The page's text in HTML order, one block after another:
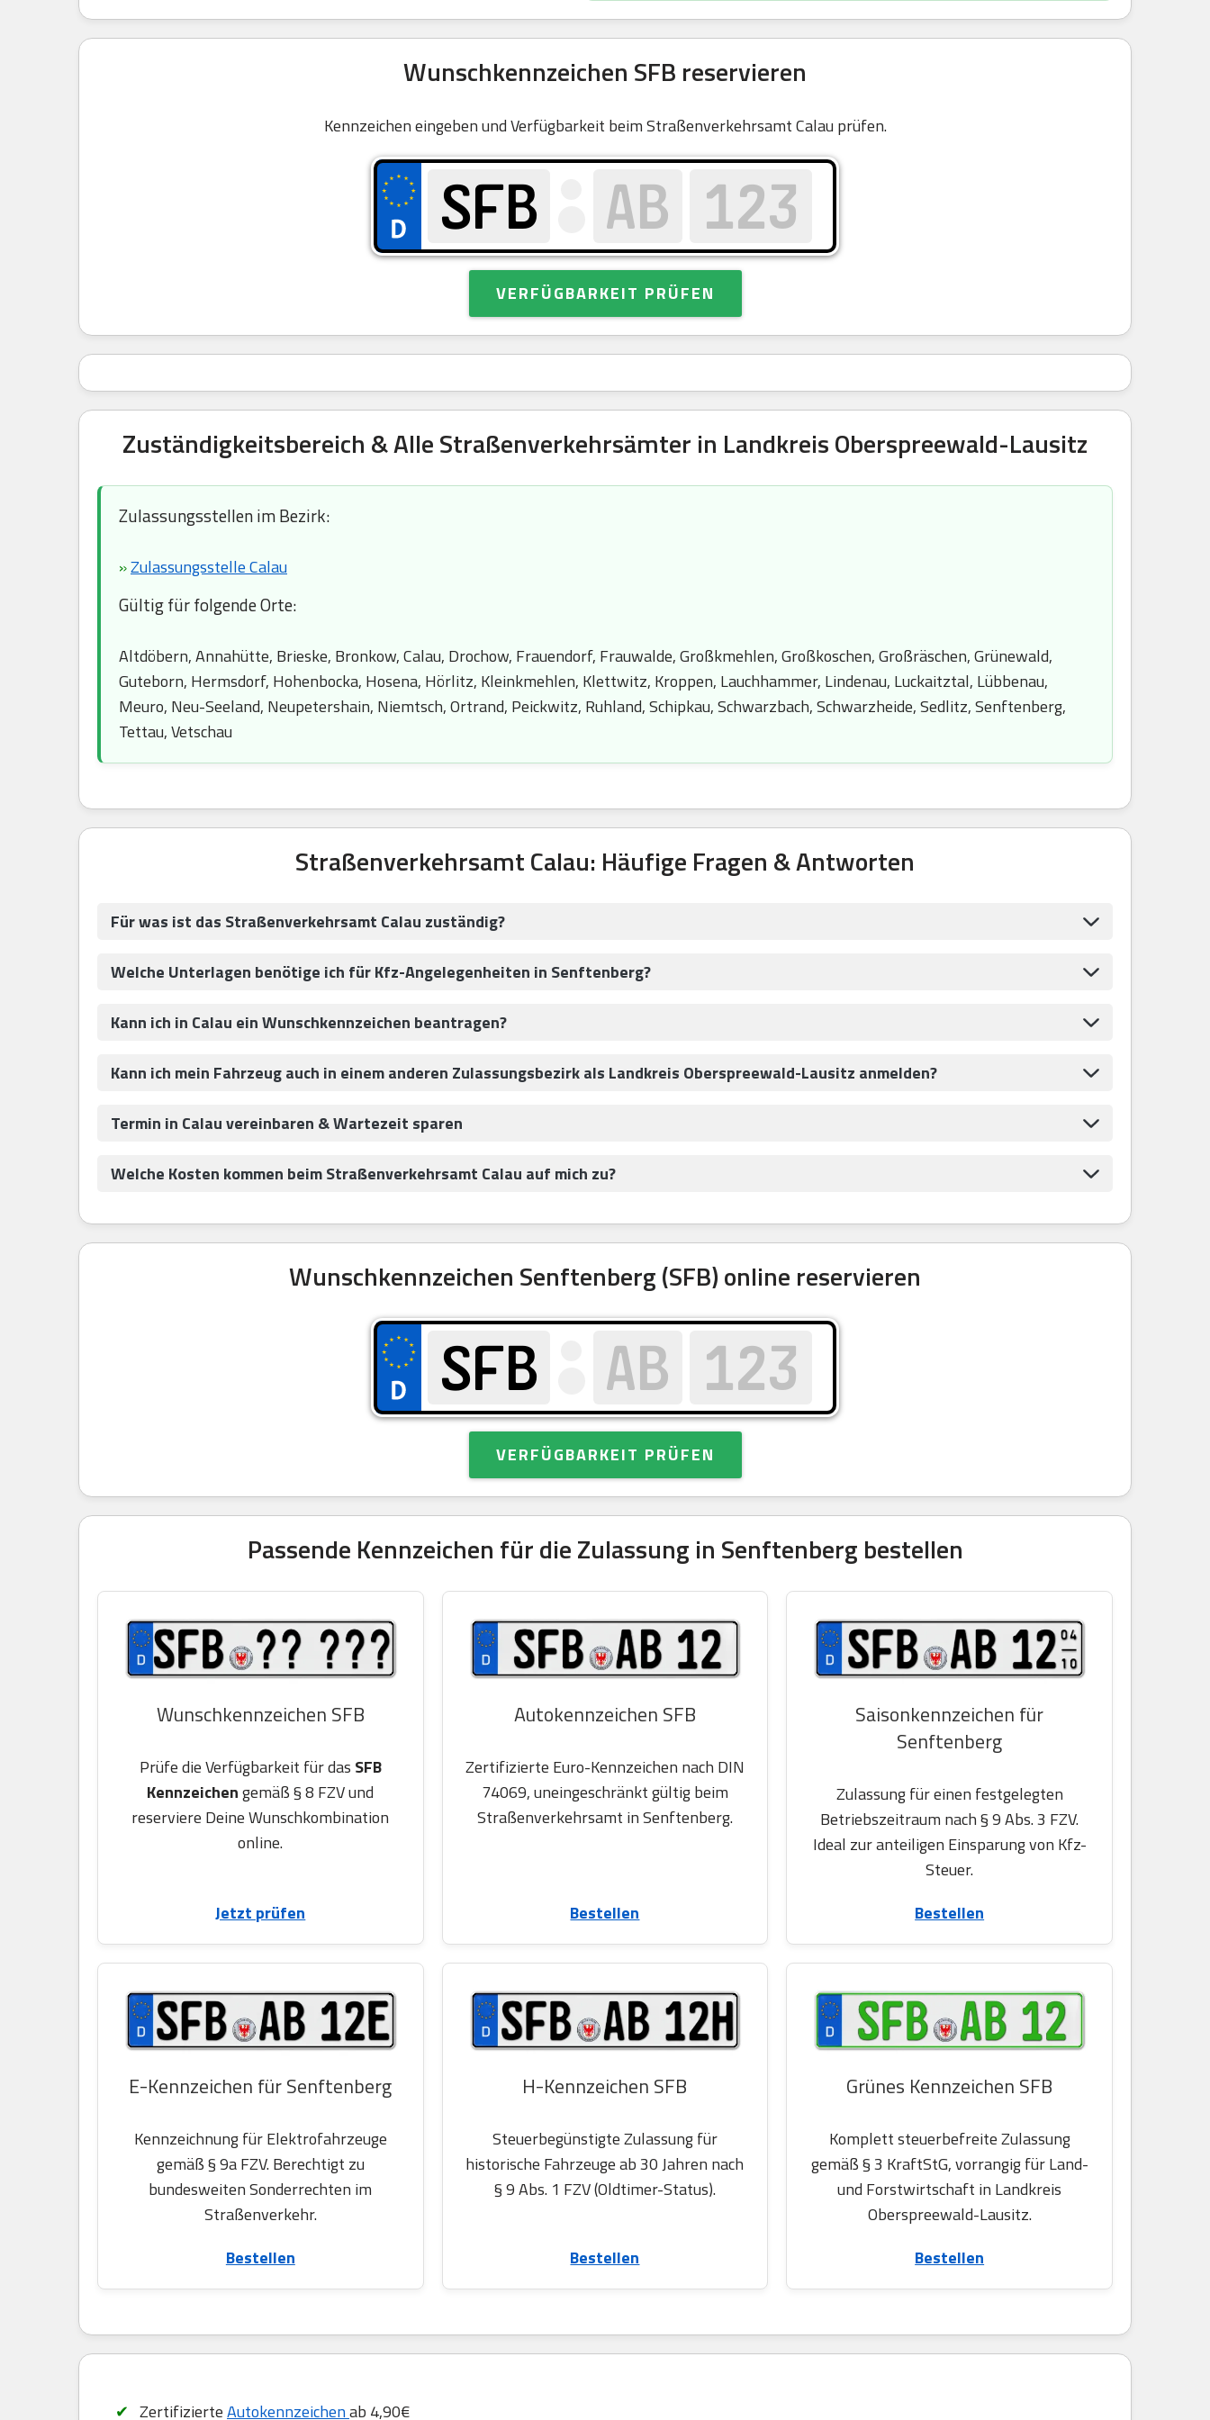
Wunschkennzeichen SFB reservieren
Kennzeichen eingeben und Verfügbarkeit beim Straßenverkehrsamt Calau prüfen.
VERFÜGBARKEIT PRÜFEN
Zuständigkeitsbereich & Alle Straßenverkehrsämter in Landkreis Oberspreewald-Lausitz
Zulassungsstellen im Bezirk:
»Zulassungsstelle Calau
Gültig für folgende Orte:
Altdöbern, Annahütte, Brieske, Bronkow, Calau, Drochow, Frauendorf, Frauwalde, Großkmehlen, Großkoschen, Großräschen, Grünewald,
Guteborn, Hermsdorf, Hohenbocka, Hosena, Hörlitz, Kleinkmehlen, Klettwitz, Kroppen, Lauchhammer, Lindenau, Luckaitztal, Lübbenau,
Meuro, Neu-Seeland, Neupetershain, Niemtsch, Ortrand, Peickwitz, Ruhland, Schipkau, Schwarzbach, Schwarzheide, Sedlitz, Senftenberg,
Tettau, Vetschau
Straßenverkehrsamt Calau: Häufige Fragen & Antworten
Für was ist das Straßenverkehrsamt Calau zuständig?
Welche Unterlagen benötige ich für Kfz-Angelegenheiten in Senftenberg?
Kann ich in Calau ein Wunschkennzeichen beantragen?
Kann ich mein Fahrzeug auch in einem anderen Zulassungsbezirk als Landkreis Oberspreewald-Lausitz anmelden?
Termin in Calau vereinbaren & Wartezeit sparen
Welche Kosten kommen beim Straßenverkehrsamt Calau auf mich zu?
Wunschkennzeichen Senftenberg (SFB) online reservieren
VERFÜGBARKEIT PRÜFEN
Passende Kennzeichen für die Zulassung in Senftenberg bestellen
Wunschkennzeichen SFB
Prüfe die Verfügbarkeit für das SFB
Kennzeichengemäß § 8 FZV und
reserviere Deine Wunschkombination
online.
Jetzt prüfen
Autokennzeichen SFB
Zertifizierte Euro-Kennzeichen nach DIN
74069, uneingeschränkt gültig beim
Straßenverkehrsamt in Senftenberg.
Bestellen
Saisonkennzeichen für
Senftenberg
Zulassung für einen festgelegten
Betriebszeitraum nach § 9 Abs. 3 FZV.
Ideal zur anteiligen Einsparung von Kfz-
Steuer.
Bestellen
E-Kennzeichen für Senftenberg
Kennzeichnung für Elektrofahrzeuge
gemäß § 9a FZV. Berechtigt zu
bundesweiten Sonderrechten im
Straßenverkehr.
Bestellen
H-Kennzeichen SFB
Steuerbegünstigte Zulassung für
historische Fahrzeuge ab 30 Jahren nach
§ 9 Abs. 1 FZV (Oldtimer-Status).
Bestellen
Grünes Kennzeichen SFB
Komplett steuerbefreite Zulassung
gemäß § 3 KraftStG, vorrangig für Land-
und Forstwirtschaft in Landkreis
Oberspreewald-Lausitz.
Bestellen
ZertifizierteAutokennzeichenab 4,90€